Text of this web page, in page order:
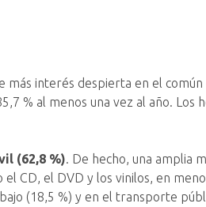
más interés despierta en el
% al menos una vez al año. Los
(62,8 %) . De hecho, una amplia
CD, el DVD y los vinilos, en
(18,5 %) y en el transporte